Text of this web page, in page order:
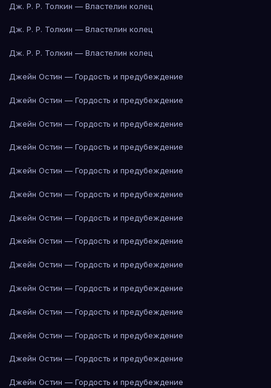
Дж. Р. Р. Толкин — Властелин колец
Дж. Р. Р. Толкин — Властелин колец
Дж. Р. Р. Толкин — Властелин колец
Джейн Остин — Гордость и предубеждение
Джейн Остин — Гордость и предубеждение
Джейн Остин — Гордость и предубеждение
Джейн Остин — Гордость и предубеждение
Джейн Остин — Гордость и предубеждение
Джейн Остин — Гордость и предубеждение
Джейн Остин — Гордость и предубеждение
Джейн Остин — Гордость и предубеждение
Джейн Остин — Гордость и предубеждение
Джейн Остин — Гордость и предубеждение
Джейн Остин — Гордость и предубеждение
Джейн Остин — Гордость и предубеждение
Джейн Остин — Гордость и предубеждение
Джейн Остин — Гордость и предубеждение